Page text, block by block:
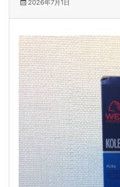
2026年7月1日